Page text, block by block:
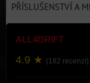
PŘÍSLUŠENSTVÍ A
ALL4DRIFT
4.9 ★ (182 recenzí)